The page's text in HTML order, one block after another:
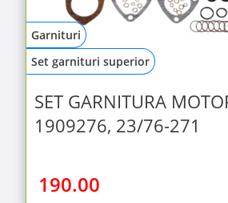
Garnituri
Set garnituri superior
SET GARNITURA
1909276, 23/76-271
190.00